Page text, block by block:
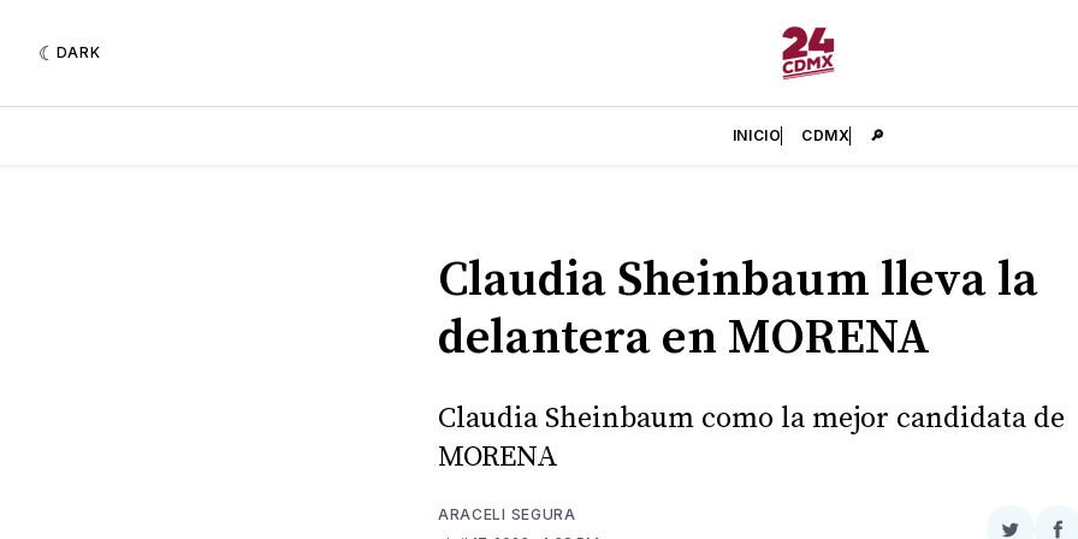
DARK
INICIO CDMX 🔎
Claudia Sheinbaum lleva la
delantera en MORENA
Claudia Sheinbaum como la mejor candidata de
MORENA
ARACELI SEGURA